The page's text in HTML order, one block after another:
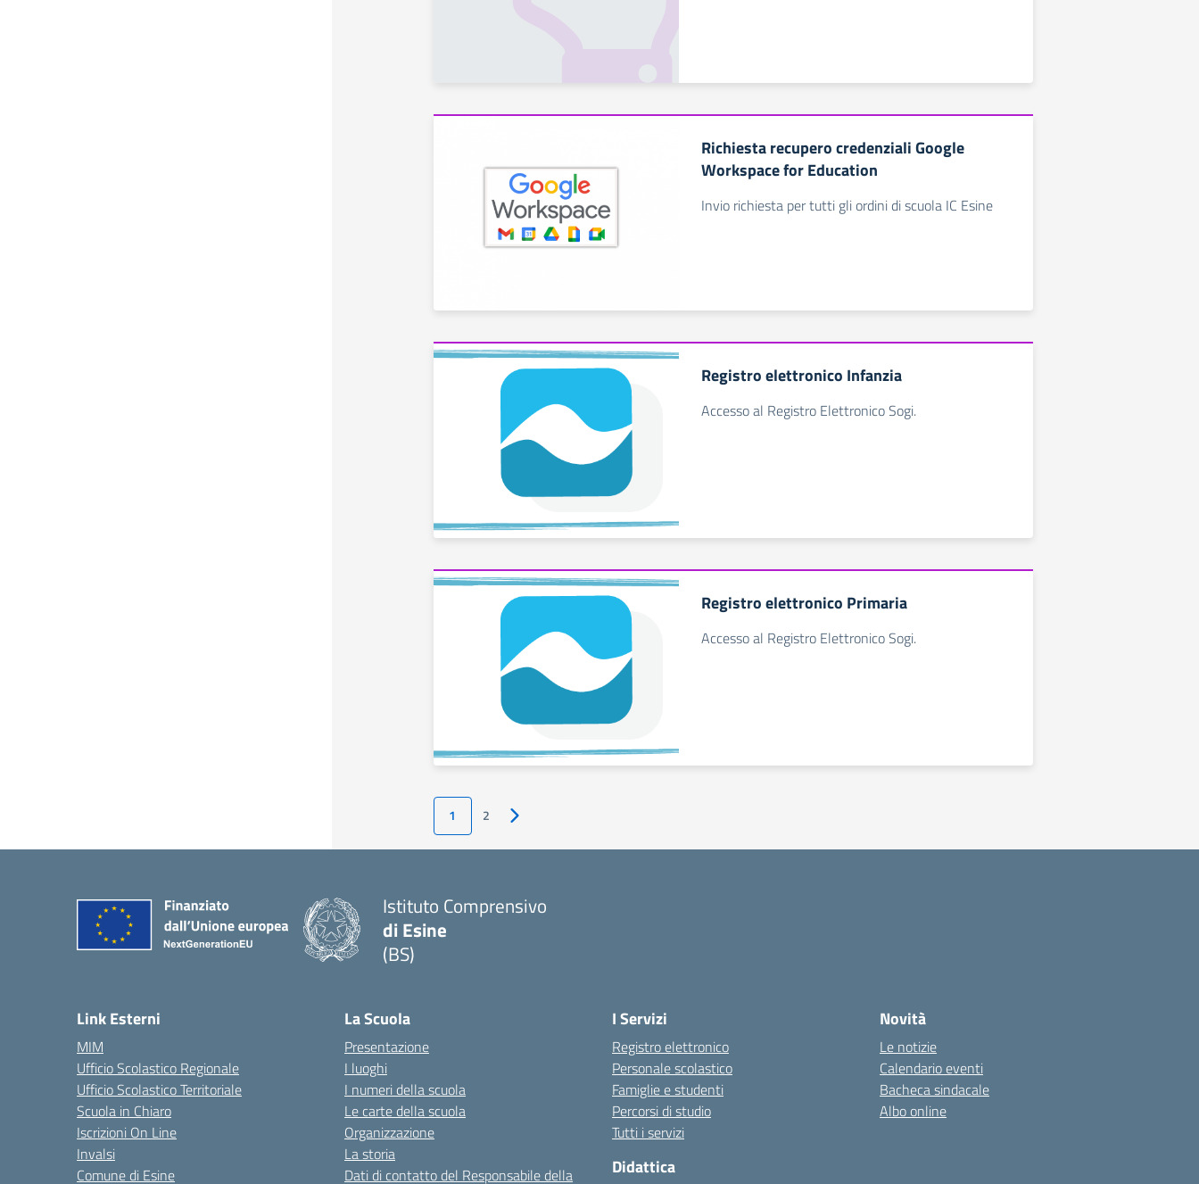
Richiesta recupero credenziali Google
Workspace for Education
Invio richiesta per tutti gli ordini di scuola IC Esine
Registro elettronico Infanzia
Accesso al Registro Elettronico Sogi.
Registro elettronico Primaria
Accesso al Registro Elettronico Sogi.
1 2 Pagina successiva
Istituto Comprensivo
di Esine
(BS)
Link Esterni
MIM
Ufficio Scolastico Regionale
Ufficio Scolastico Territoriale
Scuola in Chiaro
Iscrizioni On Line
Invalsi
Comune di Esine
La Scuola
Presentazione
I luoghi
I numeri della scuola
Le carte della scuola
Organizzazione
La storia
Dati di contatto del Responsabile della
I Servizi
Registro elettronico
Personale scolastico
Famiglie e studenti
Percorsi di studio
Tutti i servizi
Didattica
Novità
Le notizie
Calendario eventi
Bacheca sindacale
Albo online